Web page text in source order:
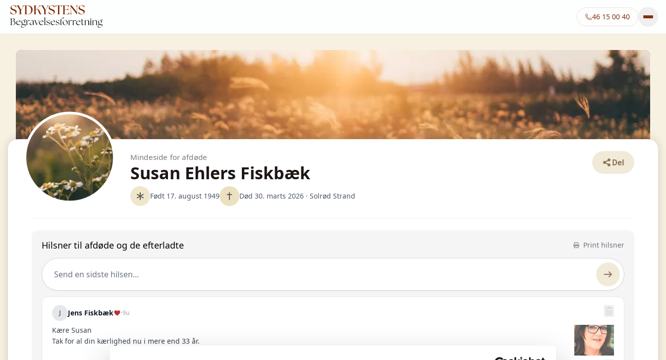
46 15 00 40
Mindeside for afdøde
Susan Ehlers Fiskbæk Del
Født 17. august 1949 Død 30. marts 2026 · Solrød Strand
Hilsner til afdøde og de efterladte Print hilsner
Send en sidste hilsen...
J Jens Fiskbæk ·9u
Kære Susan
Tak for al din kærlighed nu i mere end 33 år.